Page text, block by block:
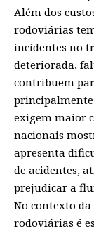
Além dos
rodoviárias
incidentes no
deteriorada,
contribuem
exigem maior
nacionais
apresenta
de acidentes,
prejudicar a
No contexto
rodoviárias é